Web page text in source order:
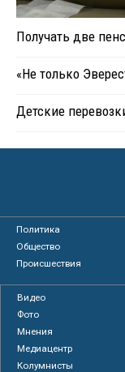
Получать две
«Не только
Детские
Политика
Общество
Происшествия
Видео
Фото
Мнения
Медиацентр
Колумнисты